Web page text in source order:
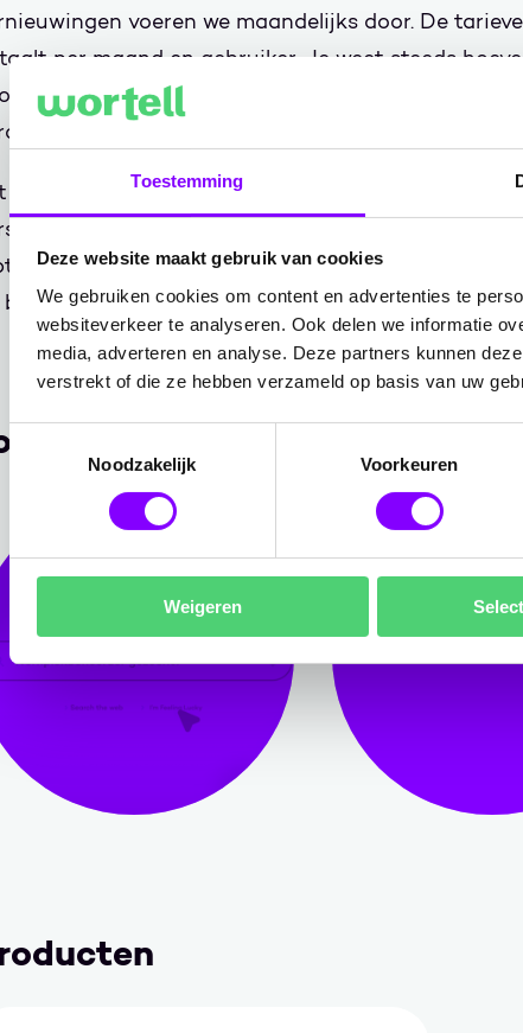
Toestemming
Deze website maakt gebruik van cookies
We gebruiken cookies om content en advertenties te
websiteverkeer te analyseren. Ook delen we informatie
media, adverteren en analyse. Deze partners kunnen
verstrekt of die ze hebben verzameld op basis van uw
Toestemmingsselectie
Noodzakelijk
Voorkeuren
Weigeren
voeren we maandelijks door. De
per maand en gebruiker. Je weet steeds
zeer regelmatige basis diensten bieden.Telkens
technologie.
slot profiteer je van steeds uitgebreidere kennis.
organisaties in meerdere sectoren met
passen we meteen toe op al onze
best mogelijke technologie en kwaliteit.